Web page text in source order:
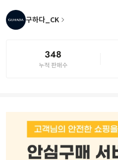
구하다_CK
348
누적 판매수